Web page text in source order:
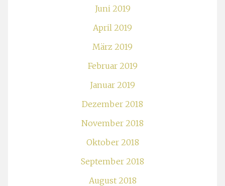
Juni 2019
April 2019
März 2019
Februar 2019
Januar 2019
Dezember 2018
November 2018
Oktober 2018
September 2018
August 2018